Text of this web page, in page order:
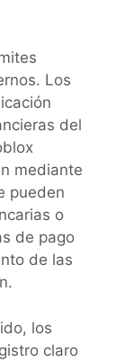
Los
del
mediante
pueden
o
de pago
de las
los
claro